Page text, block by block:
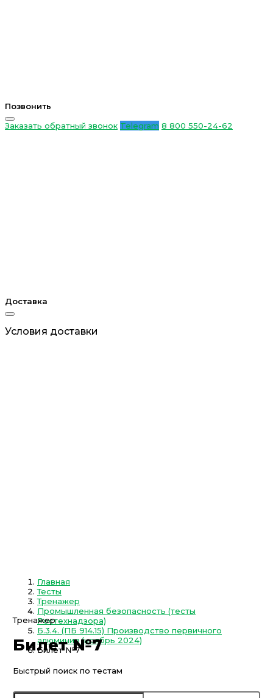
Позвонить
Заказать обратный звонок Telegram 8 800 550-24-62
Доставка
Условия доставки
Главная
Тесты
Тренажер
Промышленная безопасность (тесты
Ростехнадзора)
Б.3.4. (ПБ 914.15) Производство первичного
алюминия (ноябрь 2024)
Билет №7
Тренажер
Билет №7
Быстрый поиск по тестам